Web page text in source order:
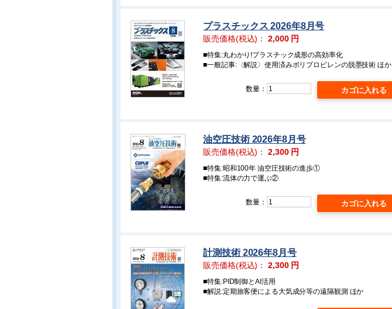
プラスチックス 2026年8月号
販売価格(税込)：2,000円
■特集:丸わかり!プラスチック成形の高効率化
■一般記事:〈解説〉使用済みポリプロピレンの脱墨技術 ほか
数量：
油空圧技術 2026年8月号
販売価格(税込)：2,300円
■特集:昭和100年 油空圧技術の進歩①
■特集:流体の力で運ぶ②
数量：
計測技術 2026年8月号
販売価格(税込)：2,300円
■特集:PID制御とAI活用
■解説:定期旅客便による大気成分等の遠隔観測 ほか